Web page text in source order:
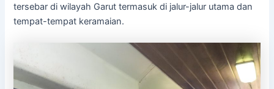
tersebar di wilayah Garut termasuk di jalur-jalur utama dan
tempat-tempat keramaian.